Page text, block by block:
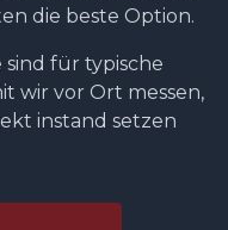
die beste Option.
für typische
wir vor Ort messen,
instand setzen